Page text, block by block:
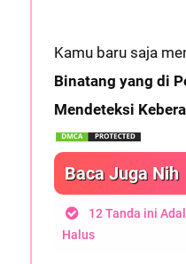
Kamu baru saja
Binatang yang di
Mendeteksi
Baca Juga Nih
12 Tanda ini
Halus